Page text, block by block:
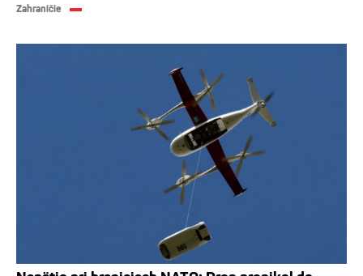
Zahraničie